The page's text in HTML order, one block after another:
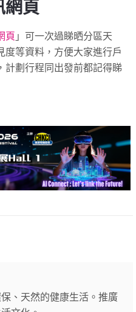
網頁
頁 」可一次過睇晒分區天
度等資料，方便大家進行戶
計劃行程同出發前都記得睇
、天然的健康生活。推廣